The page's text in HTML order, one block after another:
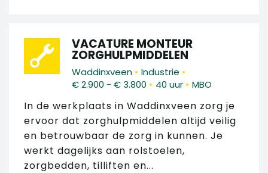
VACATURE MONTEUR
ZORGHULPMIDDELEN
Waddinxveen • Industrie •
€ 2.900 - € 3.800 • 40 uur • MBO
In de werkplaats in Waddinxveen zorg je
ervoor dat zorghulpmiddelen altijd veilig
en betrouwbaar de zorg in kunnen. Je
werkt dagelijks aan rolstoelen,
zorgbedden, tilliften en...